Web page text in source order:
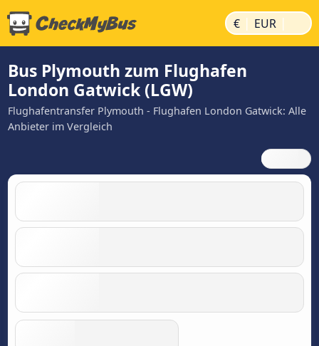
€ | EUR |
Bus Plymouth zum Flughafen
London Gatwick (LGW)
Flughafentransfer Plymouth - Flughafen London Gatwick: Alle
Anbieter im Vergleich